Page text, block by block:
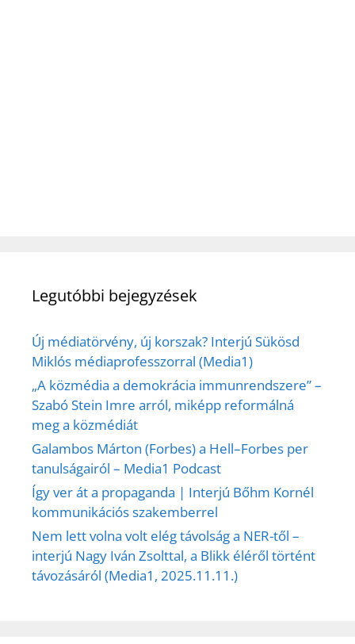
Legutóbbi bejegyzések
Új médiatörvény, új korszak? Interjú Sükösd
Miklós médiaprofesszorral (Media1)
„A közmédia a demokrácia immunrendszere” –
Szabó Stein Imre arról, miképp reformálná
meg a közmédiát
Galambos Márton (Forbes) a Hell–Forbes per
tanulságairól – Media1 Podcast
Így ver át a propaganda | Interjú Bőhm Kornél
kommunikációs szakemberrel
Nem lett volna volt elég távolság a NER-től –
interjú Nagy Iván Zsolttal, a Blikk éléről történt
távozásáról (Media1, 2025.11.11.)